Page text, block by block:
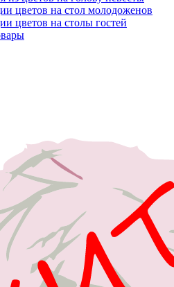
цветов на стол молодоженов
цветов на столы гостей